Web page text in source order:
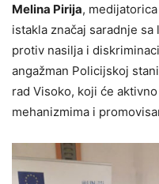
Melina Pirija,
istakla značaj saradnje
protiv nasilja i
angažman Policijskoj
rad Visoko, koji će
mehanizmima i